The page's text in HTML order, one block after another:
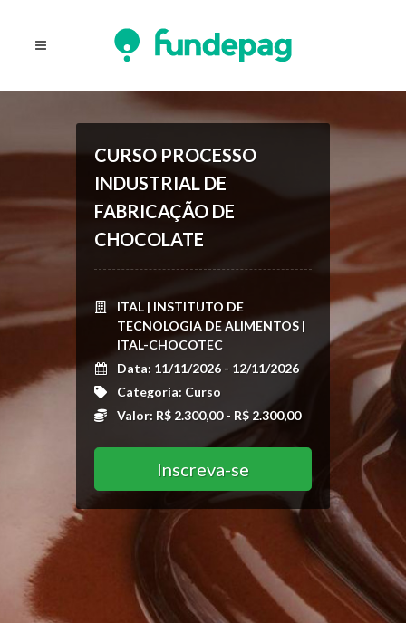
CURSO PROCESSO
INDUSTRIAL DE
FABRICAÇÃO DE
CHOCOLATE
ITAL | INSTITUTO DE
TECNOLOGIA DE ALIMENTOS |
ITAL-CHOCOTEC
Data: 11/11/2026 - 12/11/2026
Categoria: Curso
Valor: R$ 2.300,00 - R$ 2.300,00
Inscreva-se